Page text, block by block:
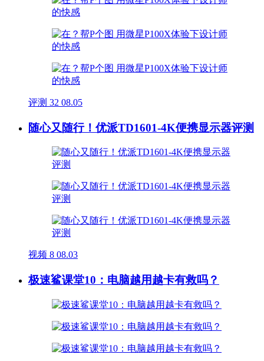
评测 32 08.05
随心又随行！优派TD1601-4K便携显示器评测
视频 8 08.03
极速鲨课堂10：电脑越用越卡有救吗？